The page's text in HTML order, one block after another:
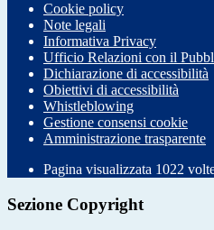
Cookie policy
Note legali
Informativa Privacy
Ufficio Relazioni con il
Dichiarazione di accessibilità
Obiettivi di accessibilità
Whistleblowing
Gestione consensi cookie
Amministrazione trasparente
Pagina visualizzata 1022
Sezione Copyright